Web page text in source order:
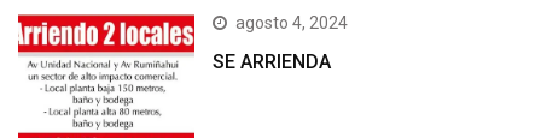
agosto 4, 2024
SE ARRIENDA